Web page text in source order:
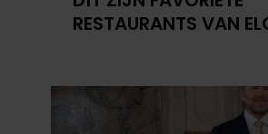
RESTAURANTS VAN